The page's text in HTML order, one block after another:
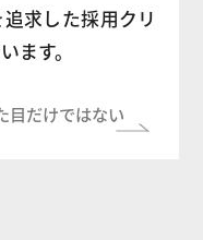
求した採用クリ
ます。
目だけではない